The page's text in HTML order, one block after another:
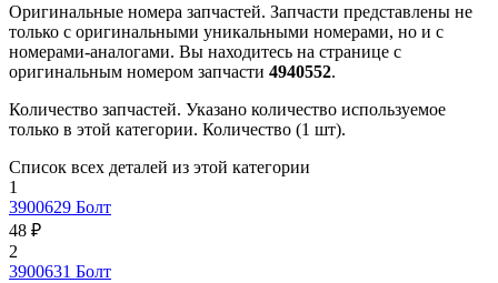
Оригинальные номера запчастей. Запчасти представлены не
только с оригинальными уникальными номерами, но и с
номерами-аналогами. Вы находитесь на странице с
оригинальным номером запчасти 4940552.
Количество запчастей. Указано количество используемое
только в этой категории. Количество (1 шт).
Список всех деталей из этой категории
1
3900629 Болт
48 ₽
2
3900631 Болт